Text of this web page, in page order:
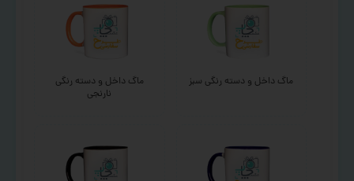
ماگ داخل و دسته رنگی سبز
ماگ داخل و دسته رنگی
نارنجی